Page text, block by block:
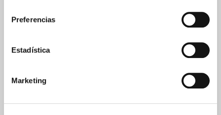
Preferencias
Estadística
Marketing